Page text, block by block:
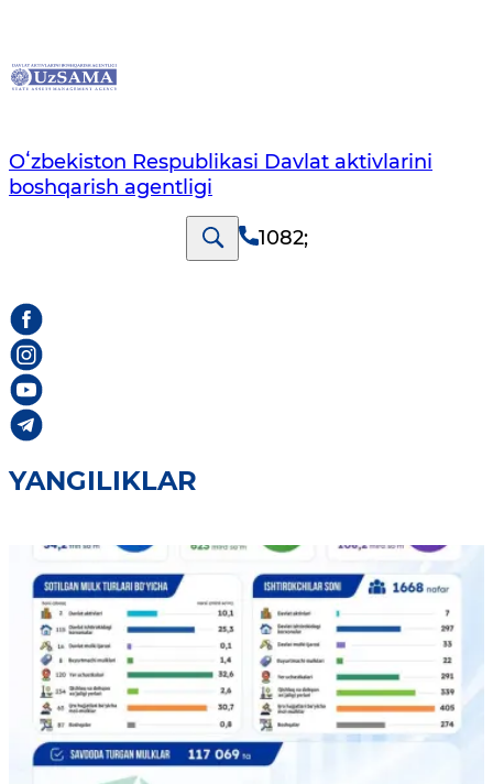
Oʻzbekiston Respublikasi Davlat aktivlarini
boshqarish agentligi
1082;
YANGILIKLAR